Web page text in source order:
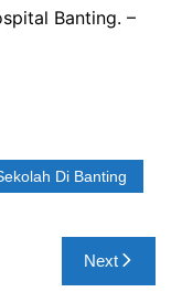
Banting. –
Di Banting
Next